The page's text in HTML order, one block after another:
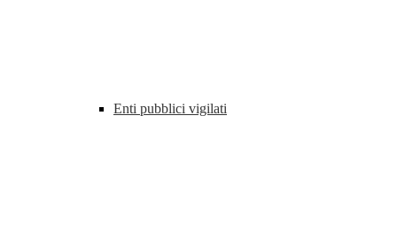
Enti pubblici vigilati